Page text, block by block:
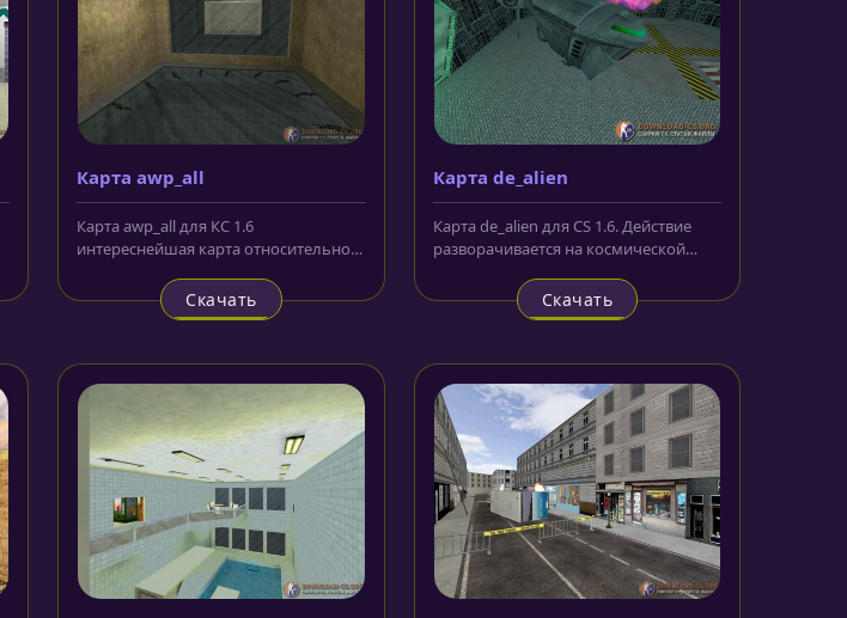
Карта awp_all
Карта awp_all для КС 1.6
интереснейшая карта относительно
Скачать
Карта de_alien
Карта de_alien для CS 1.6. Действие
разворачивается на космической
Скачать